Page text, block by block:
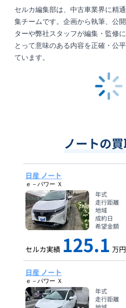
セルカ編集部は、中古車業界に精
集チームです。企画から執筆、公
ターや弊社スタッフが編集・監修
とって意味のある内容を正確・公
ています。
ノートの
日産 ノート
ｅ－パワー Ｘ
年式
走行距離
地域
成約日
希望金額
セルカ実績 125.1 万円
日産 ノート
ｅ－パワー Ｘ
年式
走行距離